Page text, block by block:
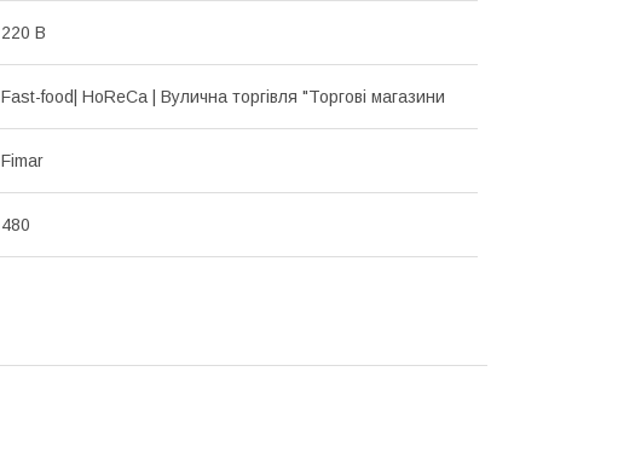
220 В
Fast-food| HoReCa | Вулична торгівля "Торгові магазини
Fimar
480